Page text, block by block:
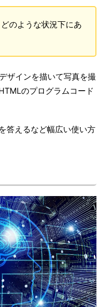
のような状況下にあ
ザインを描いて写真を撮
のプログラムコード
答えるなど幅広い使い方